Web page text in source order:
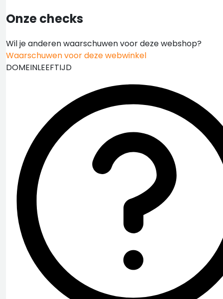
Onze checks
Wil je anderen waarschuwen voor deze webshop?
Waarschuwen voor deze webwinkel
DOMEINLEEFTIJD